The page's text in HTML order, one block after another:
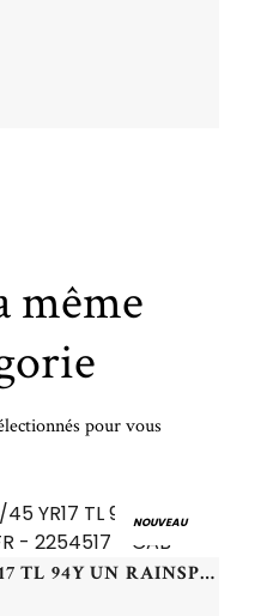
même
pour vous
NOUVEAU
UNIROYAL - 225/45 YR17 TL 94Y UN RAINSPORT 5 XL FR - 2254517 - CAB